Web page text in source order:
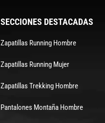
SECCIONES DESTACADAS
Zapatillas Running Hombre
Zapatillas Running Mujer
Zapatillas Trekking Hombre
Pantalones Montaña Hombre